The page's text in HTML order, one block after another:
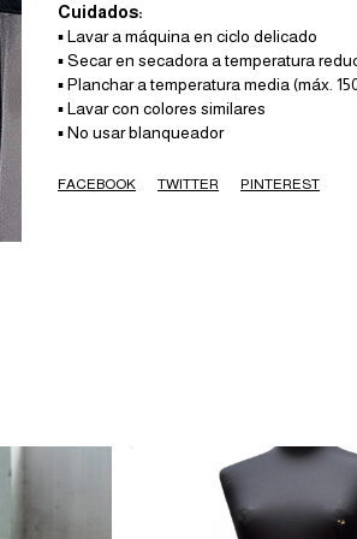
Cuidados:
▪️ Lavar a máquina en ciclo delicado
▪️ Secar en secadora a temperatura
▪️ Planchar a temperatura media (máx.
▪️ Lavar con colores similares
▪️ No usar blanqueador
FACEBOOK TWITTER PINTEREST